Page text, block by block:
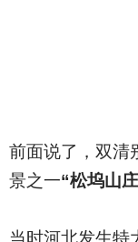
前面说了，双清
景之一“松坞山庄
当时河北发生特